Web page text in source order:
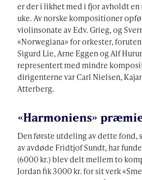
er der i likhet med i fjor avholdt en
uke. Av norske kompositioner
violinsonate av Edv. Grieg, og
«Norwegiana» for orkester,
Sigurd Lie, Arne Eggen og Alf
representert med mindre
dirigenterne var Carl Nielsen,
Atterberg.
«Harmoniens»
Den første utdeling av dette fond,
av avdøde Fridtjof Sundt, har
(6000 kr.) blev delt mellem to
Jordan fik 3000 kr. for sit verk